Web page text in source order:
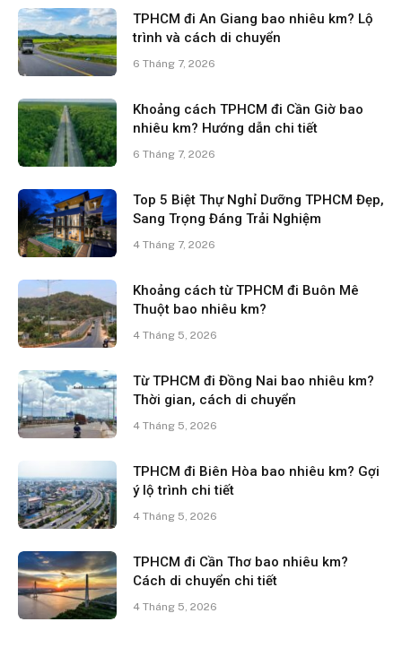
TPHCM đi An Giang bao nhiêu km? Lộ
trình và cách di chuyển
6 Tháng 7, 2026
Khoảng cách TPHCM đi Cần Giờ bao
nhiêu km? Hướng dẫn chi tiết
6 Tháng 7, 2026
Top 5 Biệt Thự Nghỉ Dưỡng TPHCM Đẹp,
Sang Trọng Đáng Trải Nghiệm
4 Tháng 7, 2026
Khoảng cách từ TPHCM đi Buôn Mê
Thuột bao nhiêu km?
4 Tháng 5, 2026
Từ TPHCM đi Đồng Nai bao nhiêu km?
Thời gian, cách di chuyển
4 Tháng 5, 2026
TPHCM đi Biên Hòa bao nhiêu km? Gợi
ý lộ trình chi tiết
4 Tháng 5, 2026
TPHCM đi Cần Thơ bao nhiêu km?
Cách di chuyển chi tiết
4 Tháng 5, 2026